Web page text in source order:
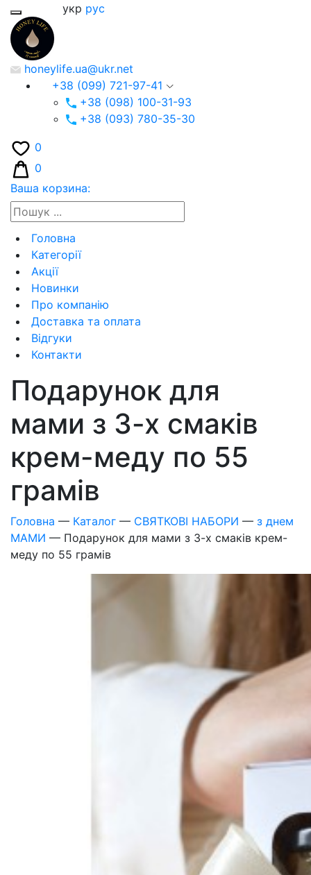
укр рус
honeylife.ua@ukr.net
+38 (099) 721-97-41
+38 (098) 100-31-93
+38 (093) 780-35-30
0
0
Ваша корзина:
Головна
Категорії
Акції
Новинки
Про компанію
Доставка та оплата
Відгуки
Контакти
Подарунок для
мами з 3-х смаків
крем-меду по 55
грамів
Головна — Каталог — СВЯТКОВІ НАБОРИ — з днем
МАМИ — Подарунок для мами з 3-х смаків крем-
меду по 55 грамів